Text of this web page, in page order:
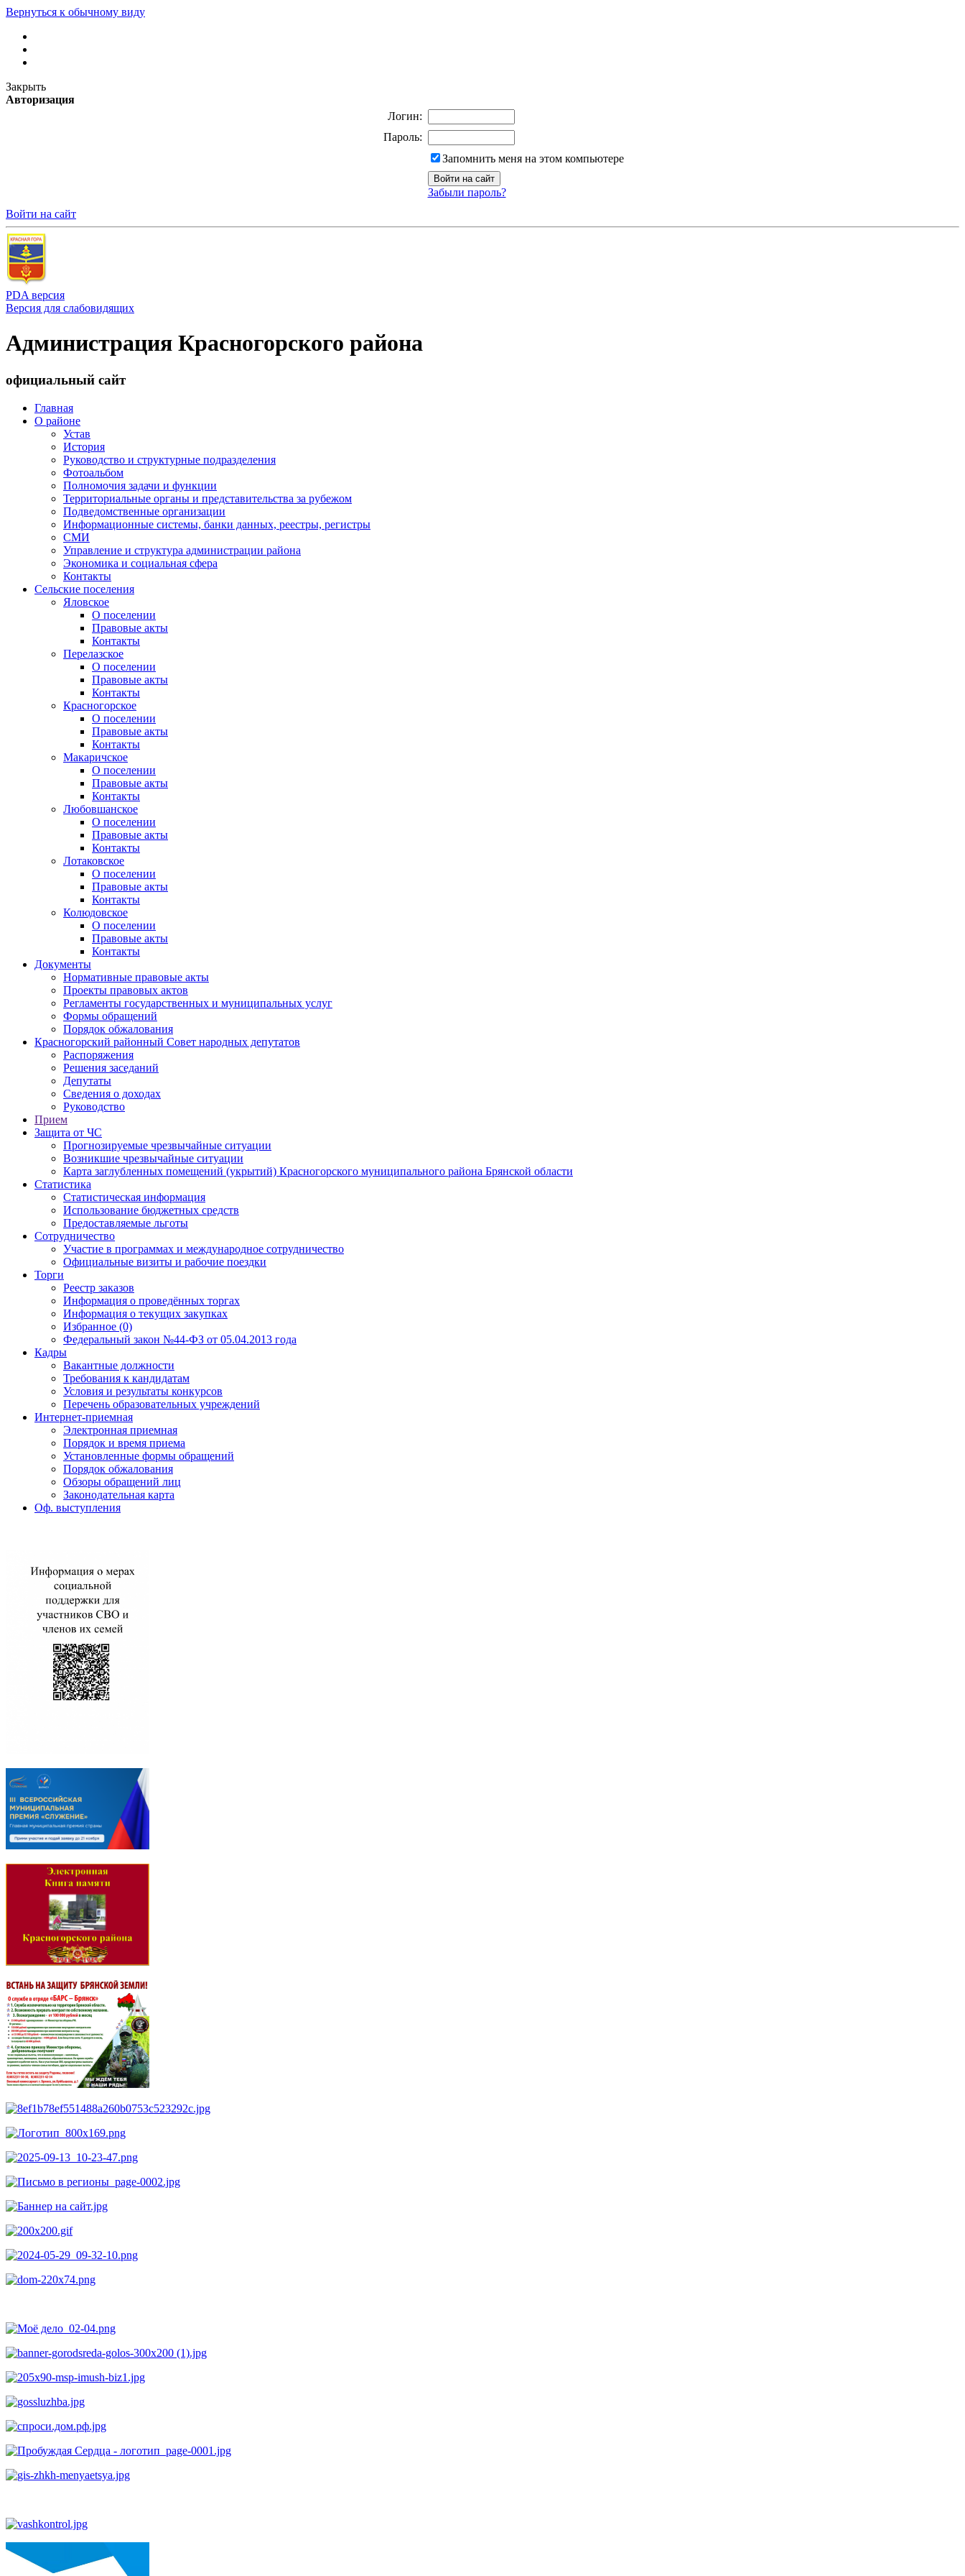
Вернуться к обычному виду
Закрыть
Авторизация
Логин:
Пароль:
Запомнить меня на этом компьютере
Забыли пароль?
Войти на сайт
PDA версия
Версия для слабовидящих
Администрация Красногорского района
официальный сайт
Главная
О районе
Устав
История
Руководство и структурные подразделения
Фотоальбом
Полномочия задачи и функции
Территориальные органы и представительства за рубежом
Подведомственные организации
Информационные системы, банки данных, реестры, регистры
СМИ
Управление и структура администрации района
Экономика и социальная сфера
Контакты
Сельские поселения
Яловское
О поселении
Правовые акты
Контакты
Перелазское
О поселении
Правовые акты
Контакты
Красногорское
О поселении
Правовые акты
Контакты
Макаричское
О поселении
Правовые акты
Контакты
Любовшанское
О поселении
Правовые акты
Контакты
Лотаковское
О поселении
Правовые акты
Контакты
Колюдовское
О поселении
Правовые акты
Контакты
Документы
Нормативные правовые акты
Проекты правовых актов
Регламенты государственных и муниципальных услуг
Формы обращений
Порядок обжалования
Красногорский районный Совет народных депутатов
Распоряжения
Решения заседаний
Депутаты
Сведения о доходах
Руководство
Прием
Защита от ЧС
Прогнозируемые чрезвычайные ситуации
Возникшие чрезвычайные ситуации
Карта заглубленных помещений (укрытий) Красногорского муниципального района Брянской области
Статистика
Статистическая информация
Использование бюджетных средств
Предоставляемые льготы
Сотрудничество
Участие в программах и международное сотрудничество
Официальные визиты и рабочие поездки
Торги
Реестр заказов
Информация о проведённых торгах
Информация о текущих закупках
Избранное (0)
Федеральный закон №44-ФЗ от 05.04.2013 года
Кадры
Вакантные должности
Требования к кандидатам
Условия и результаты конкурсов
Перечень образовательных учреждений
Интернет-приемная
Электронная приемная
Порядок и время приема
Установленные формы обращений
Порядок обжалования
Обзоры обращений лиц
Законодательная карта
Оф. выступления